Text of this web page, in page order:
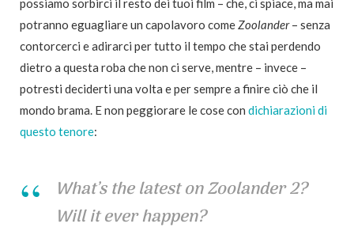
possiamo sorbirci il resto dei tuoi film – che, ci spiace, ma mai
potranno eguagliare un capolavoro comeZoolander– senza
contorcerci e adirarci per tutto il tempo che stai perdendo
dietro a questa roba che non ci serve, mentre – invece –
potresti deciderti una volta e per sempre a finire ciò che il
mondo brama. E non peggiorare le cose con dichiarazioni di
questo tenore:
What’s the latest onZoolander 2?
Will it ever happen?